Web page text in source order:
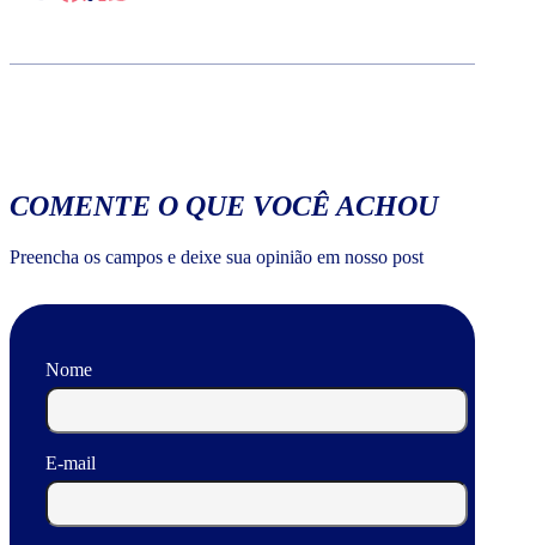
COMENTE O QUE VOCÊ ACHOU
Preencha os campos e deixe sua opinião em nosso post
Nome
E-mail